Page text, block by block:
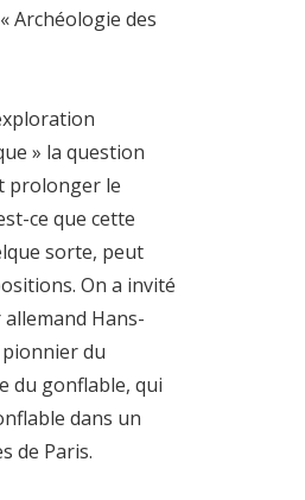
Archéologie des
» la question
prolonger le
ce que cette
sorte, peut
On a invité
Hans-
du
du gonflable, qui
dans un
de Paris.